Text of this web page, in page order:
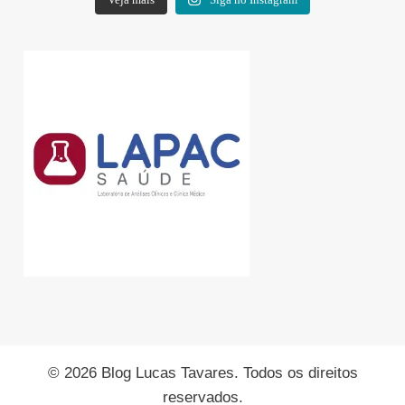
© 2026 Blog Lucas Tavares. Todos os direitos
reservados.